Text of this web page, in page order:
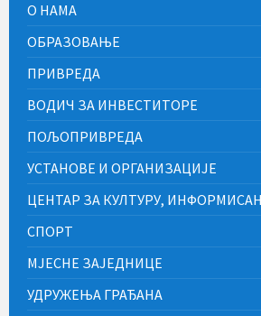
О НАМА
ОБРАЗОВАЊЕ
ПРИВРЕДА
ВОДИЧ ЗА ИНВЕСТИТОРЕ
ПОЉОПРИВРЕДА
УСТАНОВЕ И ОРГАНИЗАЦИЈЕ
ЦЕНТАР ЗА КУЛТУРУ,
СПОРТ
МЈЕСНЕ ЗАЈЕДНИЦЕ
УДРУЖЕЊА ГРАЂАНА